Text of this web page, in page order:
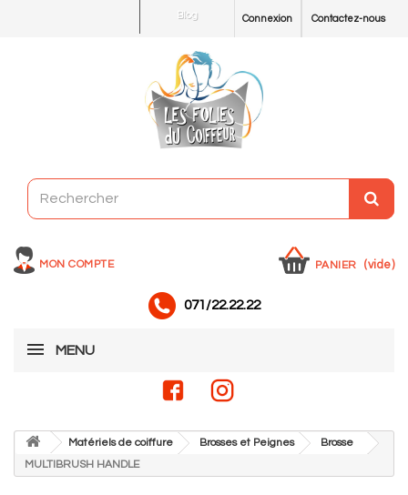
Contactez-nous
Connexion
Blog
MON COMPTE PANIER (vide)
071/22.22.22
MENU
Matériels de coiffure Brosses et Peignes
Brosse
MULTIBRUSH HANDLE